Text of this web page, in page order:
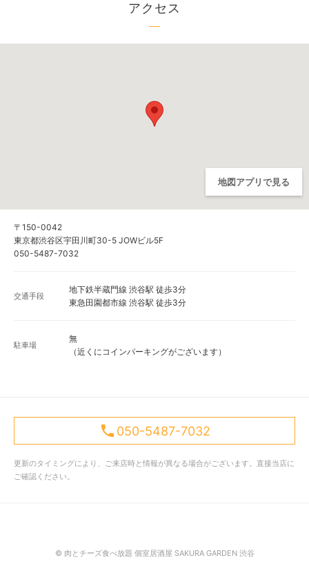
アクセス
地図アプリで見る
〒150-0042
東京都渋谷区宇田川町30-5 JOWビル5F
050-5487-7032
交通手段
地下鉄半蔵門線 渋谷駅 徒歩3分
東急田園都市線 渋谷駅 徒歩3分
駐車場
無
（近くにコインパーキングがございます）
050-5487-7032
更新のタイミングにより、ご来店時と情報が異なる場合がございます。直接当店に
ご確認ください。
© 肉とチーズ食べ放題 個室居酒屋 SAKURA GARDEN 渋谷